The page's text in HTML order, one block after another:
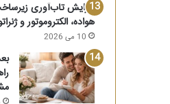
افزایش تاب‌آوری
هواده، الکتروموتور و
10 می 2026